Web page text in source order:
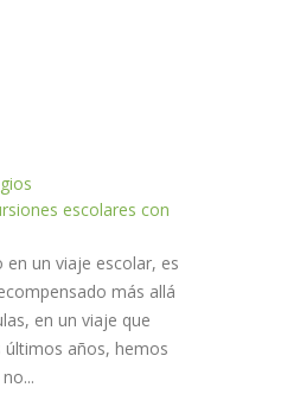
escolares con
un viaje escolar, es
más allá
en un viaje que
últimos años, hemos